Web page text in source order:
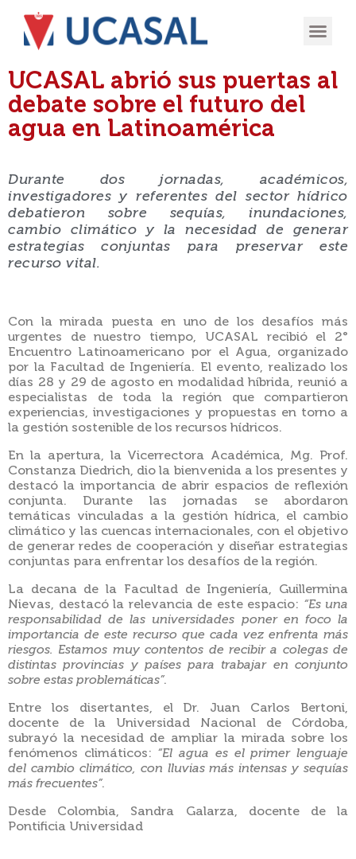
UCASAL abrió sus puertas al
debate sobre el futuro del
agua en Latinoamérica
Durante dos jornadas, académicos,
investigadores y referentes del sector hídrico
debatieron sobre sequías, inundaciones,
cambio climático y la necesidad de generar
estrategias conjuntas para preservar este
recurso vital.
Con la mirada puesta en uno de los desafíos más
urgentes de nuestro tiempo, UCASAL recibió el 2°
Encuentro Latinoamericano por el Agua, organizado
por la Facultad de Ingeniería. El evento, realizado los
días 28 y 29 de agosto en modalidad híbrida, reunió a
especialistas de toda la región que compartieron
experiencias, investigaciones y propuestas en torno a
la gestión sostenible de los recursos hídricos.
En la apertura, la Vicerrectora Académica, Mg. Prof.
Constanza Diedrich, dio la bienvenida a los presentes y
destacó la importancia de abrir espacios de reflexión
conjunta. Durante las jornadas se abordaron
temáticas vinculadas a la gestión hídrica, el cambio
climático y las cuencas internacionales, con el objetivo
de generar redes de cooperación y diseñar estrategias
conjuntas para enfrentar los desafíos de la región.
La decana de la Facultad de Ingeniería, Guillermina
Nievas, destacó la relevancia de este espacio: “Es una
responsabilidad de las universidades poner en foco la
importancia de este recurso que cada vez enfrenta más
riesgos. Estamos muy contentos de recibir a colegas de
distintas provincias y países para trabajar en conjunto
sobre estas problemáticas”.
Entre los disertantes, el Dr. Juan Carlos Bertoni,
docente de la Universidad Nacional de Córdoba,
subrayó la necesidad de ampliar la mirada sobre los
fenómenos climáticos: “El agua es el primer lenguaje
del cambio climático, con lluvias más intensas y sequías
más frecuentes”.
Desde Colombia, Sandra Galarza, docente de la
Pontificia Universidad